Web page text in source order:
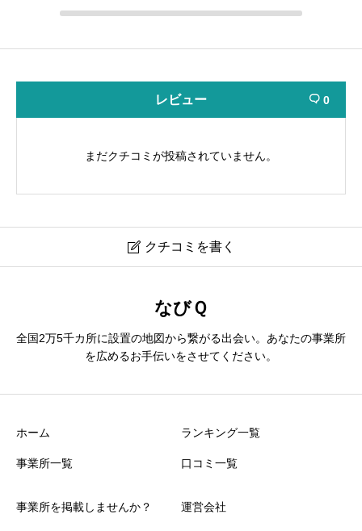
レビュー  0
まだクチコミが投稿されていません。
 クチコミを書く
ニックネーム 必須
なびＱ
全国2万5千カ所に設置の地図から繋がる出会い。あなたの事業所
を広めるお手伝いをさせてください。
ホーム
事業所一覧
ランキング一覧
口コミ一覧
事業所を掲載しませんか？ 運営会社